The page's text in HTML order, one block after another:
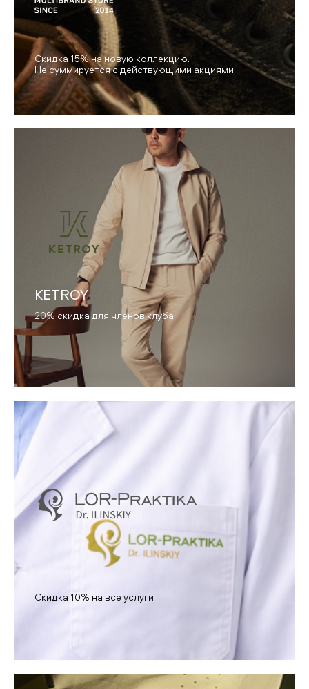
Скидка 15% на новую коллекцию.
Не суммируется с действующими акциями.
KETROY
20% скидка для членов клуба
Скидка 10% на все услуги